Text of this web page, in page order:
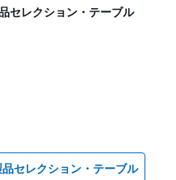
セレクション・テーブル
品セレクション・テーブル